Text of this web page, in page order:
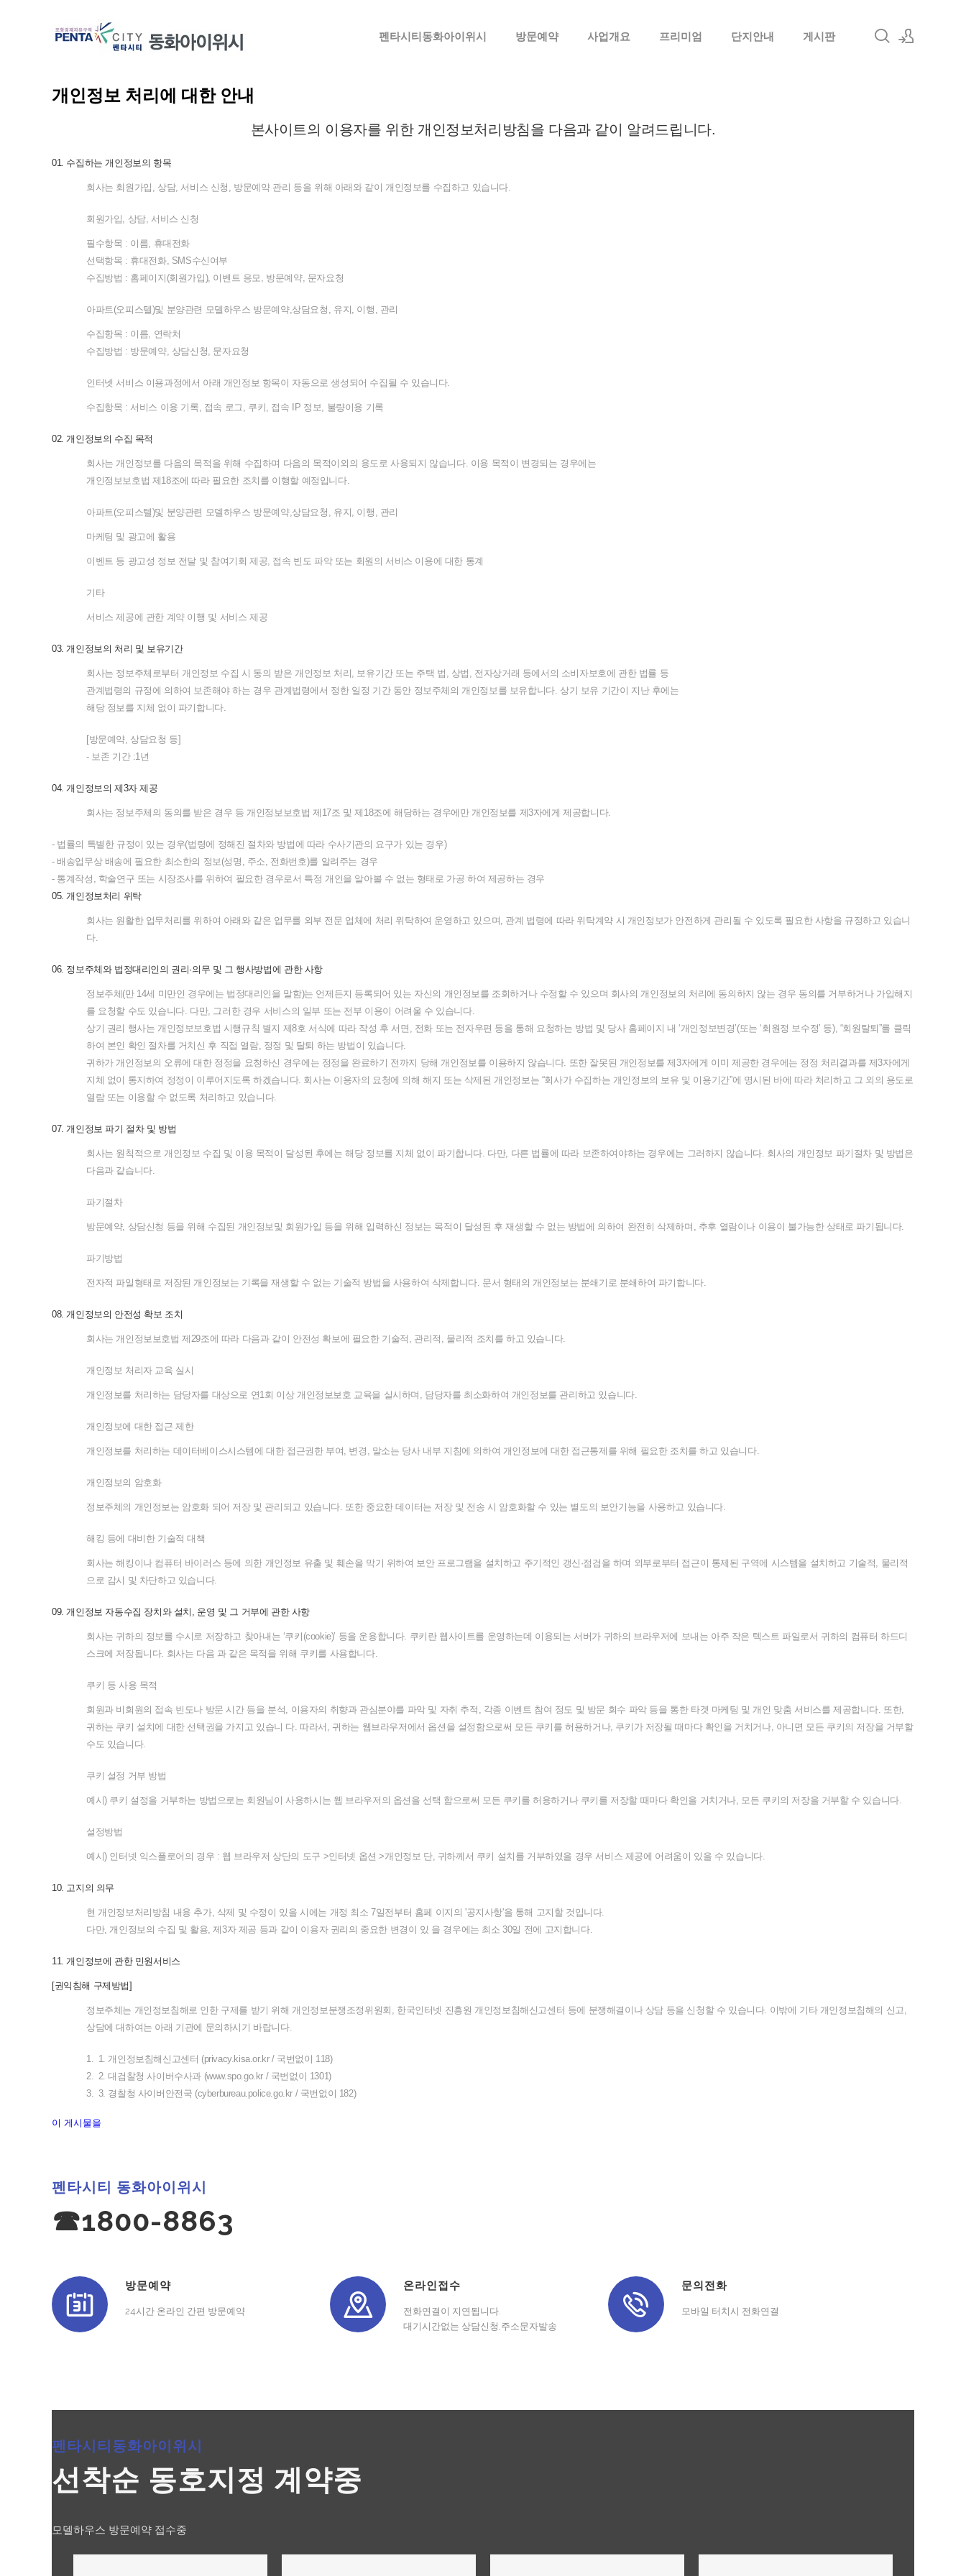
펜타시티동화아이위시 방문예약 사업개요 프리미엄 단지안내 게시판
개인정보 처리에 대한 안내
본사이트의 이용자를 위한 개인정보처리방침을 다음과 같이 알려드립니다.
01. 수집하는 개인정보의 항목
회사는 회원가입 , 상담, 서비스 신청 , 방문예약 관리 등을 위해 아래와 같이 개인정보를 수집하고 있습니다.
회원가입, 상담, 서비스 신청
필수항목 : 이름, 휴대전화
선택항목 : 휴대전화, SMS수신여부
수집방법 : 홈페이지 (회원가입), 이벤트 응모, 방문예약, 문자요청
아파트(오피스텔)및 분양관련 모델하우스 방문예약,상담요청 , 유지, 이행 , 관리
수집항목 : 이름, 연락처
수집방법 : 방문예약, 상담신청, 문자요청
인터넷 서비스 이용과정에서 아래 개인정보 항목이 자동으로 생성되어 수집될 수 있습니다.
수집항목 : 서비스 이용 기록, 접속 로그, 쿠키, 접속 IP 정보, 불량이용 기록
02.개인정보의 수집 목적
회사는 개인정보를 다음의 목적을 위해 수집하며 다음의 목적이외의 용도로 사용되지 않습니다. 이용 목적이 변경되는 경우에는
개인정보보호법 제18조에 따라 필요한 조치를 이행할 예정입니다.
아파트(오피스텔)및 분양관련 모델하우스 방문예약,상담요청 , 유지, 이행 , 관리
마케팅 및 광고에 활용
이벤트 등 광고성 정보 전달 및 참여기회 제공, 접속 빈도 파악 또는 회원의 서비스 이용에 대한 통계
기타
서비스 제공에 관한 계약 이행 및 서비스 제공
03.개인정보의 처리 및 보유기간
회사는 정보주체로부터 개인정보 수집 시 동의 받은 개인정보 처리, 보유기간 또는 주택 법 , 상법 , 전자상거래 등에서의 소비자보호에 관한 법률 등
관계법령의 규정에 의하여 보존해야 하는 경우 관계법령에서 정한 일정 기간 동안 정보주체의 개인정보를 보유합니다. 상기 보유 기간이 지난 후에는
해당 정보를 지체 없이 파기합니다.
[방문예약, 상담요청 등]
- 보존 기간:1년
04.개인정보의 제3자 제공
회사는 정보주체의 동의를 받은 경우 등 개인정보보호법 제 17조 및 제 18조에 해당하는 경우에만 개인정보를 제3자에게 제공합니다.
- 법률의 특별한 규정이 있는 경우(법령에 정해진 절차와 방법에 따라 수사기관의 요구가 있는 경우)
-배송업무상 배송에 필요한 최소한의 정보(성명 , 주소, 전화번호)를 알려주는 경우
- 통계작성 , 학술연구 또는 시장조사를 위하여 필요한 경우로서 특정 개인을 알아볼 수 없는 형태로 가공 하여 제공하는 경우
05.개인정보처리 위탁
회사는 원활한 업무처리를 위하여 아래와 같은 업무를 외부 전문 업체에 처리 위탁하여 운영하고 있으며, 관계 법령에 따라 위탁계약 시 개인정보가 안전하게 관리될 수 있도록 필요한 사항을 규정하고 있습니
다.
06. 정보주체와 법정대리인의 권리·의무 및 그 행사방법에 관한 사항
정보주체(만14세 미만인 경우에는 법정대리인을 말함)는 언제든지 등록되어 있는 자신의 개인정보를 조회하거나 수정할 수 있으며 회사의 개인정보의 처리에 동의하지 않는 경우 동의를 거부하거나 가입해지
를 요청할 수도 있습니다. 다만, 그러한 경우 서비스의 일부 또는 전부 이용이 어려울 수 있습니다.
상기 권리 행사는 개인정보보호법 시행규칙 별지 제8호 서식에 따라 작성 후 서면 , 전화 또는 전자우편 등을 통해 요청하는 방법 및 당사 홈페이지 내 ‘개인정보변경’(또는 ‘회원정 보수정’ 등), “회원탈퇴”를 클릭
하여 본인 확인 절차를 거치신 후 직접 열람, 정정 및 탈퇴 하는 방법이 있습니다.
귀하가 개인정보의 오류에 대한 정정을 요청하신 경우에는 정정을 완료하기 전까지 당해 개인정보를 이용하지 않습니다. 또한 잘못된 개인정보를 제 3자에게 이미 제공한 경우에는 정정 처리결과를 제3자에게
지체 없이 통지하여 정정이 이루어지도록 하겠습니다. 회사는 이용자의 요청에 의해 해지 또는 삭제된 개인정보는 “회사가 수집하는 개인정보의 보유 및 이용기간”에 명시된 바에 따라 처리하고 그 외의 용도로
열람 또는 이용할 수 없도록 처리하고 있습니다.
07.개인정보 파기 절차 및 방법
회사는 원칙적으로 개인정보 수집 및 이용 목적이 달성된 후에는 해당 정보를 지체 없이 파기합니다. 다만, 다른 법률에 따라 보존하여야하는 경우에는 그러하지 않습니다. 회사의 개인정보 파기절차 및 방법은
다음과 같습니다.
파기절차
방문예약, 상담신청 등을 위해 수집된 개인정보및 회원가입 등을 위해 입력하신 정보는 목적이 달성된 후 재생할 수 없는 방법에 의하여 완전히 삭제하며 , 추후 열람이나 이용이 불가능한 상태로 파기됩니다.
파기방법
전자적 파일형태로 저장된 개인정보는 기록을 재생할 수 없는 기술적 방법을 사용하여 삭제합니다. 문서 형태의 개인정보는 분쇄기로 분쇄하여 파기합니다.
08.개인정보의 안전성 확보 조치
회사는 개인정보보호법 제29조에 따라 다음과 같이 안전성 확보에 필요한 기술적 , 관리적 , 물리적 조치를 하고 있습니다.
개인정보 처리자 교육 실시
개인정보를 처리하는 담당자를 대상으로 연1회 이상 개인정보보호 교육을 실시하며 , 담당자를 최소화하여 개인정보를 관리하고 있습니다.
개인정보에 대한 접근 제한
개인정보를 처리하는 데이터베이스시스템에 대한 접근권한 부여, 변경 , 말소는 당사 내부 지침에 의하여 개인정보에 대한 접근통제를 위해 필요한 조치를 하고 있습니다.
개인정보의 암호화
정보주체의 개인정보는 암호화 되어 저장 및 관리되고 있습니다. 또한 중요한 데이터는 저장 및 전송 시 암호화할 수 있는 별도의 보안기능을 사용하고 있습니다.
해킹 등에 대비한 기술적 대책
회사는 해킹이나 컴퓨터 바이러스 등에 의한 개인정보 유출 및 훼손을 막기 위하여 보안 프로그램을 설치하고 주기적인 갱신 ·점검을 하며 외부로부터 접근이 통제된 구역에 시스템을 설치하고 기술적, 물리적
으로 감시 및 차단하고 있습니다.
09.개인정보 자동수집 장치와 설치 , 운영 및 그 거부에 관한 사항
회사는 귀하의 정보를 수시로 저장하고 찾아내는 ‘쿠키 (cookie)’ 등을 운용합니다. 쿠키란 웹사이트를 운영하는데 이용되는 서버가 귀하의 브라우저에 보내는 아주 작은 텍스트 파일로서 귀하의 컴퓨터 하드디
스크에 저장됩니다. 회사는 다음 과 같은 목적을 위해 쿠키를 사용합니다.
쿠키 등 사용 목적
회원과 비회원의 접속 빈도나 방문 시간 등을 분석, 이용자의 취향과 관심분야를 파악 및 자취 추적 , 각종 이벤트 참여 정도 및 방문 회수 파악 등을 통한 타겟 마케팅 및 개인 맞춤 서비스를 제공합니다. 또한,
귀하는 쿠키 설치에 대한 선택권을 가지고 있습니 다. 따라서 , 귀하는 웹브라우저에서 옵션을 설정함으로써 모든 쿠키를 허용하거나, 쿠키가 저장될 때마다 확인을 거치거나, 아니면 모든 쿠키의 저장을 거부할
수도 있습니다.
쿠키 설정 거부 방법
예시) 쿠키 설정을 거부하는 방법으로는 회원님이 사용하시는 웹 브라우저의 옵션을 선택 함으로써 모든 쿠키를 허용하거나 쿠키를 저장할 때마다 확인을 거치거나, 모든 쿠키의 저장을 거부할 수 있습니다.
설정방법
예시) 인터넷 익스플로어의 경우 : 웹 브라우저 상단의 도구 >인터넷 옵션 >개인정보 단, 귀하께서 쿠키 설치를 거부하였을 경우 서비스 제공에 어려움이 있을 수 있습니다.
10. 고지의 의무
현 개인정보처리방침 내용 추가, 삭제 및 수정이 있을 시에는 개정 최소 7일전부터 홈페 이지의 '공지사항'을 통해 고지할 것입니다.
다만, 개인정보의 수집 및 활용,제 3자 제공 등과 같이 이용자 권리의 중요한 변경이 있 을 경우에는 최소 30일 전에 고지합니다.
11.개인정보에 관한 민원서비스
[권익침해 구제방법]
정보주체는 개인정보침해로 인한 구제를 받기 위해 개인정보분쟁조정위원회 , 한국인터넷 진흥원 개인정보침해신고센터 등에 분쟁해결이나 상담 등을 신청할 수 있습니다. 이밖에 기타 개인정보침해의 신고,
상담에 대하여는 아래 기관에 문의하시기 바랍니다.
1. 1. 개인정보침해신고센터 (privacy.kisa.or.kr / 국번없이 118)
2. 2.대검찰청 사이버수사과 (www.spo.go.kr / 국번없이 1301)
3. 3. 경찰청 사이버안전국 (cyberbureau.police.go.kr / 국번없이 182)
이 게시물을
펜타시티 동화아이위시
☎1800-8863
방문예약
24시간 온라인 간편 방문예약
온라인접수
전화연결이 지연됩니다.
대기시간없는 상담신청,주소문자발송
문의전화
모바일 터치시 전화연결
펜타시티동화아이위시
선착순 동호지정 계약중
모델하우스 방문예약 접수중